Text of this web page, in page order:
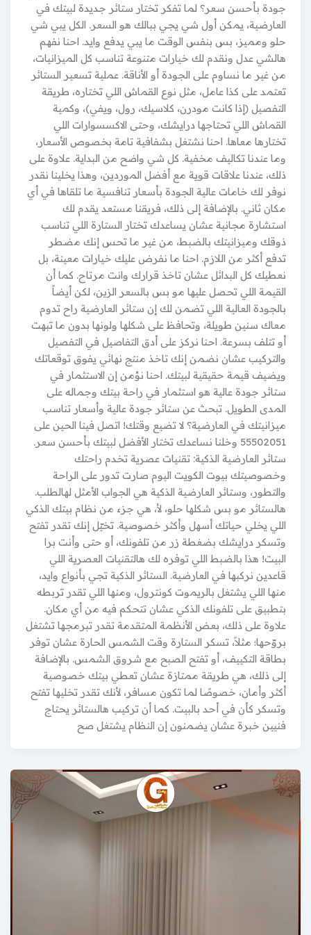
جودة بأحسن سعر؟ لما تفكر تختار ستائر جديدة لبيتك في
العارضية، يمكن أول شي يجي ببالك هو السعر. الكل يبي شي
حلو ومميز، بس بنفس الوقت ما يبي يدفع وايد. احنا نفهم
هالشي عدل ونقدم لك خيارات متنوعة تناسب كل الميزانيات،
من غير ما نساوم على الجودة أو الأناقة. عملية تسعير الستائر
تعتمد على كذا عامل، مثل نوع القماش اللي تختاره، طريقة
التفصيل (إذا كانت مودرن، كلاسيك، رول، ويفي)، وكمية
القماش اللي تحتاجها درايشك، وحتى الاكسسوارات اللي
تختارها معاها. احنا نشتغل بشفافية تامة بخصوص الأسعار،
وما عندنا تكاليف مخفية. كل شي واضح من البداية. علاوة على
ذلك، عندنا علاقات قوية مع أفضل الموردين، وهذا يخلينا نقدر
نوفر لك خامات عالية الجودة بأسعار تنافسية ما تلقاها في أي
مكان ثاني. بالإضافة إلى ذلك، فريقنا مستعد يقدم لك
استشارة مجانية عشان يساعدك تختار الستارة اللي تناسب
ذوقك وميزانيتك بالضبط، من غير ما تحس إنك مضطر
تدفع أكثر من اللازم. احنا ما نفرض عليك خيارات معينة، بل
نعطيك كل البدائل عشان تاخذ قرارك وانت مرتاح. كما أن
القيمة اللي تحصل عليها مو بس بالسعر الزين، لكن أيضاً
بالجودة العالية اللي تضمن لك إن ستائر العارضية راح تدوم
معاك سنين طويلة، وتحافظ على شكلها ولونها بدون ما تبهت
أو تتلف بسرعة. احنا نركز على أدق التفاصيل في التفصيل
والتركيب عشان نضمن إنك تاخذ منتج نهائي يفوق توقعاتك
ويضيف قيمة حقيقية لبيتك. احنا نؤمن إن الاستثمار في
ستائر جودة عالية هو استثمار في راحة بيتك وجماله على
المدى الطويل. تبحث عن ستائر جودة عالية وأسعار تناسب
ميزانيتك في العارضية؟ لا تضيع وقتك! اتصل فينا الحين على
55502051 وخلنا نساعدك تختار الأفضل لبيتك بأحسن سعر.
ستائر العارضية الذكية: تقنيات عصرية تخدم راحتك
وخصوصيتك بيوت الكويت اليوم صارت تدور على الراحة
والتطور، وستائر العارضية الذكية هي الجواب الأمثل لهالطلب.
هالستائر مو بس شكلها حلو، لأ، هي جزء من نظام بيتك الذكي
اللي يخلي حياتك أسهل وأكثر خصوصية. تخيّل إنك تقدر تفتح
وتسكر درايشك بضغطة زر من تلفونك، أو حتى وأنت برا
البيت! هذا بالضبط اللي توفره لك هالتقنيات العصرية اللي
قاعدين نركبها في العارضية. الستائر الذكية تجي بأنواع وايد،
منها اللي يشتغل بالريموت كونترول، ومنها اللي تقدر تربطه
بتطبيق على تلفونك الذكي عشان تتحكم فيه من أي مكان.
علاوة على ذلك، بعض الأنظمة المتقدمة تقدر تبرمجها تشتغل
بروّحها؛ مثلاً، تسكر الستارة وقت الشمس الحارة عشان توفر
بطاقة التكييف، أو تفتح الصبح مع شروق الشمس. بالإضافة
إلى ذلك، هي طريقة ممتازة عشان تعطي بيتك خصوصية
أكثر وأمان، خصوصًا لما تكون مسافر، لأنك تقدر تخليها تفتح
وتسكر كأن في أحد بالبيت. كما أن تركيب هالستائر يحتاج
فنيين خبرة عشان يضمنون إن النظام يشتغل صح